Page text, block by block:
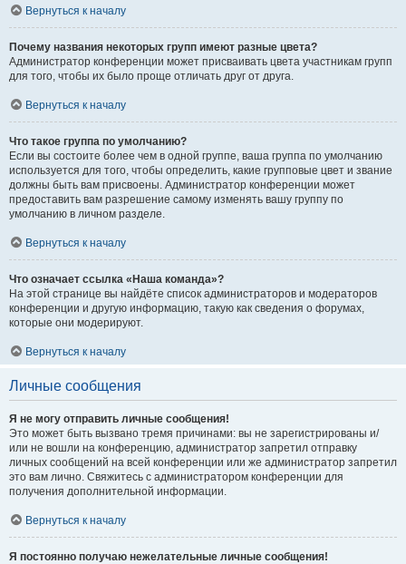
Вернуться к началу
Почему названия некоторых групп имеют разные цвета?
Администратор конференции может присваивать цвета участникам групп
для того, чтобы их было проще отличать друг от друга.
Вернуться к началу
Что такое группа по умолчанию?
Если вы состоите более чем в одной группе, ваша группа по умолчанию
используется для того, чтобы определить, какие групповые цвет и звание
должны быть вам присвоены. Администратор конференции может
предоставить вам разрешение самому изменять вашу группу по
умолчанию в личном разделе.
Вернуться к началу
Что означает ссылка «Наша команда»?
На этой странице вы найдёте список администраторов и модераторов
конференции и другую информацию, такую как сведения о форумах,
которые они модерируют.
Вернуться к началу
Личные сообщения
Я не могу отправить личные сообщения!
Это может быть вызвано тремя причинами: вы не зарегистрированы и/
или не вошли на конференцию, администратор запретил отправку
личных сообщений на всей конференции или же администратор запретил
это вам лично. Свяжитесь с администратором конференции для
получения дополнительной информации.
Вернуться к началу
Я постоянно получаю нежелательные личные сообщения!